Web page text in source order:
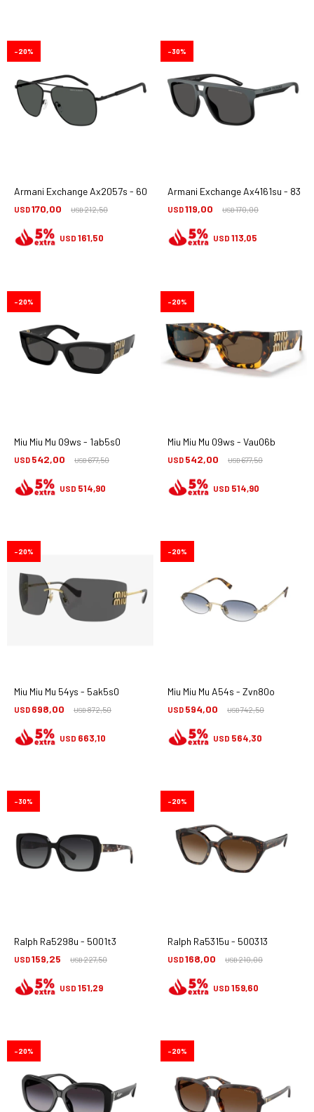
Armani Exchange Ax2057s - 600087
USD170,00 USD212,50
20
USD 161,50
Armani Exchange Ax4161su -
USD119,00 USD170,00
30
USD 113,05
Miu Miu Mu 09ws - 1ab5s0
USD 542,00 USD677,50
20
USD 514,90
Miu Miu Mu 09ws - Vau06b
USD 542,00 USD677,50
20
USD 514,90
Miu Miu Mu 54ys - 5ak5s0
USD 698,00 USD872,50
20
USD 663,10
Miu Miu Mu A54s - Zvn80o
USD 594,00 USD742,50
20
USD 564,30
Ralph Ra5298u - 5001t3
USD159,25 USD227,50
30
USD 151,29
Ralph Ra5315u - 500313
USD168,00 USD210,00
20
USD 159,60
20 20